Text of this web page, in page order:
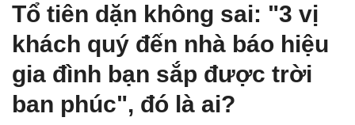
Tổ tiên dặn không sai: "3 vị
khách quý đến nhà báo hiệu
gia đình bạn sắp được trời
ban phúc", đó là ai?